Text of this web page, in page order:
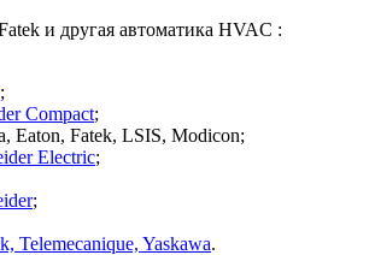
и другая автоматика HVAC :
;
Compact;
Eaton, Fatek, LSIS, Modicon;
Electric;
;
Telemecanique, Yaskawa.